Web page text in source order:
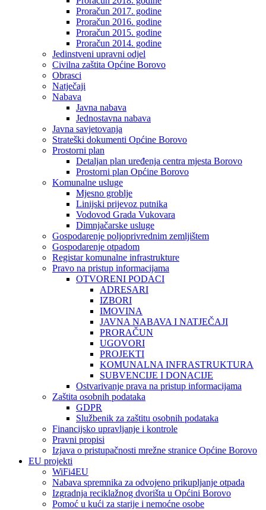
Proračun 2017. godine
Proračun 2016. godine
Proračun 2015. godine
Proračun 2014. godine
Jedinstveni upravni odjel
Civilna zaštita Općine Borovo
Obrasci
Natječaji
Nabava
Javna nabava
Jednostavna nabava
Javna savjetovanja
Strateški dokumenti Općine Borovo
Prostorni plan
Detaljan plan uređenja centra mjesta Borovo
Prostorni plan Općine Borovo
Komunalne usluge
Mjesno groblje
Linijski prijevoz putnika
Vodovod Grada Vukovara
Dimnjačarske usluge
Gospodarenje poljoprivrednim zemljištem
Gospodarenje otpadom
Registar komunalne infrastrukture
Pravo na pristup informacijama
OTVORENI PODACI
ADRESARI
IZBORI
IMOVINA
JAVNA NABAVA I NATJEČAJI
PRORAČUN
UGOVORI
PROJEKTI
KOMUNALNA INFRASTRUKTURA
SUBVENCIJE I DONACIJE
Ostvarivanje prava na pristup informacijama
Zaštita osobnih podataka
GDPR
Službenik za zaštitu osobnih podataka
Financijsko upravljanje i kontrole
Pravni propisi
Izjava o pristupačnosti mrežne stranice Općine Borovo
EU projekti
WiFi4EU
Nabava spremnika za odvojeno prikupljanje otpada
Izgradnja reciklažnog dvorišta u Općini Borovo
Pomoć u kući za starije i nemoćne osobe